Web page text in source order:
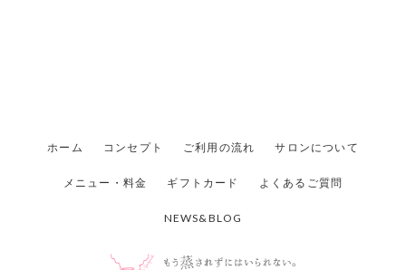
ホーム コンセプト ご利用の流れ サロンについて
メニュー・料金 ギフトカード よくあるご質問
NEWS&BLOG